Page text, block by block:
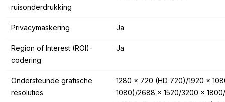
ruisonderdrukking
Privacymaskering Ja
Region of Interest (ROI)-
codering
Ja
Ondersteunde grafische
resoluties
1280 x 720 (HD 720)/1920 x
1080)/2688 x 1520/3200 x